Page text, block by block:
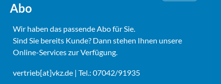
Abo
Wir haben das passende Abo für Sie.
Sind Sie bereits Kunde? Dann stehen Ihnen unsere
Online-Services zur Verfügung.
vertrieb[at]vkz.de | Tel.: 07042/91935